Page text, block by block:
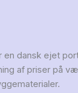
dansk ejet
af priser på